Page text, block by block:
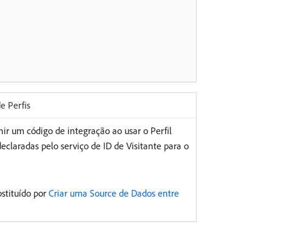
Perfis
um código de integração ao usar o Perfil
pelo serviço de ID de Visitante para o
porCriar uma Source de Dados entre